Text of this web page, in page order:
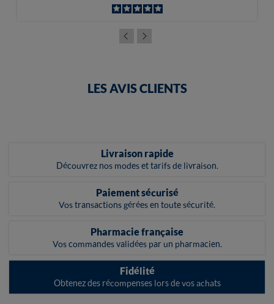
LES AVIS CLIENTS
Livraison rapide
Découvrez nos modes et tarifs de livraison.
Paiement sécurisé
Vos transactions gérées en toute sécurité.
Pharmacie française
Vos commandes validées par un pharmacien.
Fidélité
Obtenez des récompenses lors de vos achats